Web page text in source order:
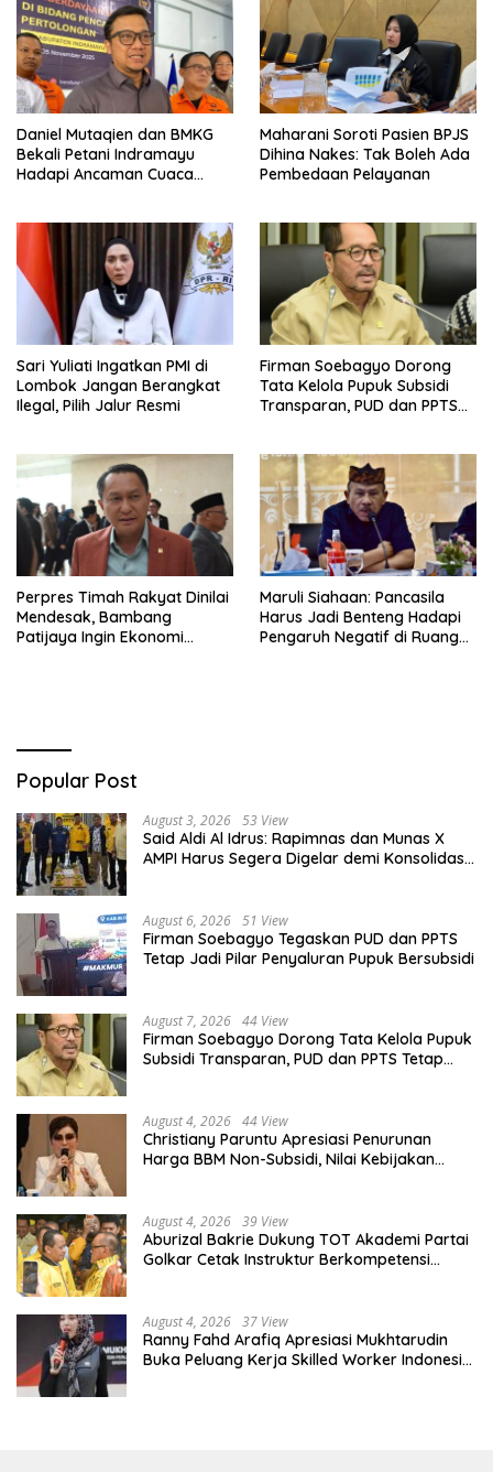
Daniel Mutaqien dan BMKG
Bekali Petani Indramayu
Hadapi Ancaman Cuaca
Maharani Soroti Pasien BPJS
Dihina Nakes: Tak Boleh Ada
Pembedaan Pelayanan
Sari Yuliati Ingatkan PMI di
Lombok Jangan Berangkat
Ilegal, Pilih Jalur Resmi
Firman Soebagyo Dorong
Tata Kelola Pupuk Subsidi
Transparan, PUD dan PPTS
Perpres Timah Rakyat Dinilai
Mendesak, Bambang
Patijaya Ingin Ekonomi
Maruli Siahaan: Pancasila
Harus Jadi Benteng Hadapi
Pengaruh Negatif di Ruang
Popular Post
August 3, 2026 53 View
Said Aldi Al Idrus: Rapimnas dan Munas X
AMPI Harus Segera Digelar demi Konsolidasi
August 6, 2026 51 View
Firman Soebagyo Tegaskan PUD dan PPTS
Tetap Jadi Pilar Penyaluran Pupuk Bersubsidi
August 7, 2026 44 View
Firman Soebagyo Dorong Tata Kelola Pupuk
Subsidi Transparan, PUD dan PPTS Tetap
August 4, 2026 44 View
Christiany Paruntu Apresiasi Penurunan
Harga BBM Non-Subsidi, Nilai Kebijakan
August 4, 2026 39 View
Aburizal Bakrie Dukung TOT Akademi Partai
Golkar Cetak Instruktur Berkompetensi
August 4, 2026 37 View
Ranny Fahd Arafiq Apresiasi Mukhtarudin
Buka Peluang Kerja Skilled Worker Indonesia